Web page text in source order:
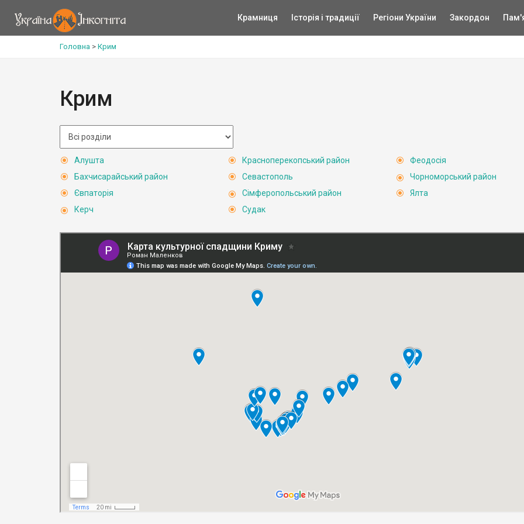
Крамниця Історія і традиції Регіони України Закордон
Головна > Крим
Крим
Алушта
Бахчисарайський район
Євпаторія
Керч
Красноперекопський район
Севастополь
Сімферопольський район
Судак
Феодосія
Чорноморський район
Ялта